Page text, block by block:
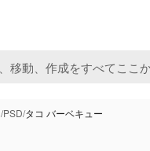
/PSD/タコ バーベキュー